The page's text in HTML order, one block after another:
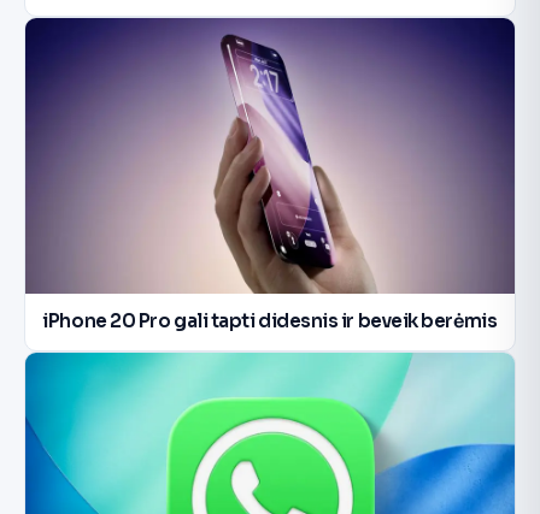
iPhone 20 Pro gali tapti didesnis ir beveik berėmis